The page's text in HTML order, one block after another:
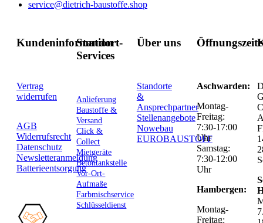
service@dietrich-baustoffe.shop
Kundeninformation
Vertrag
widerrufen
AGB
Widerrufsrecht
Datenschutz
Newsletteranmeldung
Batterieentsorgung
Standort-
Services
Anlieferung
Baustoffe &
Versand
Click &
Collect
Mietgeräte
Betontankstelle
Vor-Ort-
Aufmaße
Farbmischservice
Schlüsseldienst
Über uns
Standorte
&
Ansprechpartner
Stellenangebote
Nowebau
EUROBAUSTOFF
Aschwarden:
Montag-
Freitag:
7:30-17:00
Uhr
Samstag:
7:30-12:00
Uhr
Hambergen:
Montag-
Freitag: